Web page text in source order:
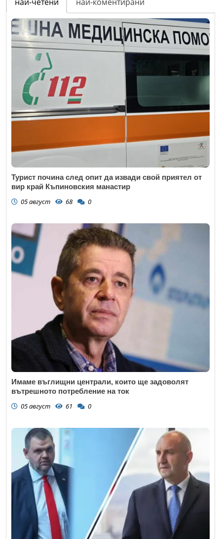
Турист почина след опит да извади свой приятел от
вир край Къпиновския манастир
05 август 68 0
Имаме въглищни централи, които ще задоволят
вътрешното потребление на ток
05 август 61 0